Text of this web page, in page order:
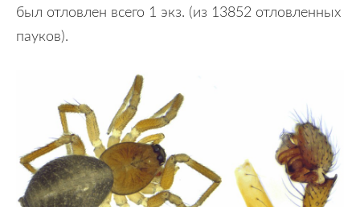
был отловлен всего 1 экз. (из 13852 отловленных
пауков).